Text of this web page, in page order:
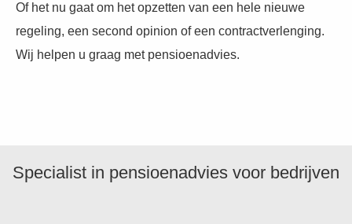
Of het nu gaat om het opzetten van een hele nieuwe
regeling, een second opinion of een contractverlenging.
Wij helpen u graag met pensioenadvies.
Specialist in pensioenadvies voor bedrijven